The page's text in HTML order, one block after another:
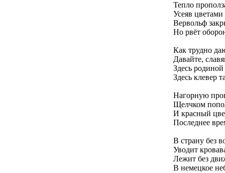
Тепло
Усеяв
Вервольф
Но рвёт
Как трудно
Давайте,
Здесь
Здесь клевер
Нагорную
Щелчком
И красный
Последнее
В страну без
Уводит
Лежит без
В немецкое